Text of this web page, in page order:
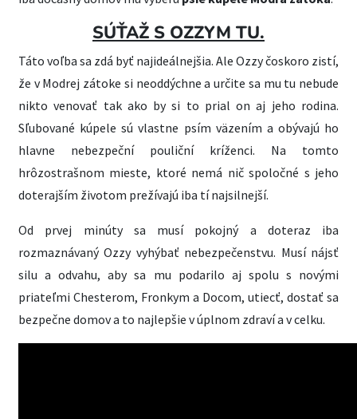
SÚŤAŽ S OZZYM TU.
Táto voľba sa zdá byť najideálnejšia. Ale Ozzy čoskoro zistí,
že v Modrej zátoke si neoddýchne a určite sa mu tu nebude
nikto venovať tak ako by si to prial on aj jeho rodina.
Sľubované kúpele sú vlastne psím väzením a obývajú ho
hlavne nebezpeční pouliční kríženci. Na tomto
hrôzostrašnom mieste, ktoré nemá nič spoločné s jeho
doterajším životom prežívajú iba tí najsilnejší.
Od prvej minúty sa musí pokojný a doteraz iba
rozmaznávaný Ozzy vyhýbať nebezpečenstvu. Musí nájsť
silu a odvahu, aby sa mu podarilo aj spolu s novými
priateľmi Chesterom, Fronkym a Docom, utiecť, dostať sa
bezpečne domov a to najlepšie v úplnom zdraví a v celku.